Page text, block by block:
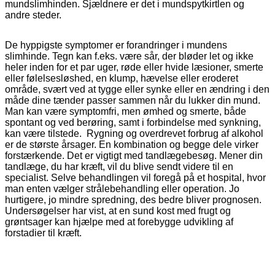
mundslimhinden. Sjældnere er det i mundspytkirtlen og
andre steder.
De hyppigste symptomer er forandringer i mundens
slimhinde. Tegn kan f.eks. være sår, der bløder let og ikke
heler inden for et par uger, røde eller hvide læsioner, smerte
eller følelsesløshed, en klump, hævelse eller eroderet
område, svært ved at tygge eller synke eller en ændring i den
måde dine tænder passer sammen når du lukker din mund.
Man kan være symptomfri, men ømhed og smerte, både
spontant og ved berøring, samt i forbindelse med synkning,
kan være tilstede. Rygning og overdrevet forbrug af alkohol
er de største årsager. En kombination og begge dele virker
forstærkende. Det er vigtigt med tandlægebesøg. Mener din
tandlæge, du har kræft, vil du blive sendt videre til en
specialist. Selve behandlingen vil foregå på et hospital, hvor
man enten vælger strålebehandling eller operation. Jo
hurtigere, jo mindre spredning, des bedre bliver prognosen.
Undersøgelser har vist, at en sund kost med frugt og
grøntsager kan hjælpe med at forebygge udvikling af
forstadier til kræft.